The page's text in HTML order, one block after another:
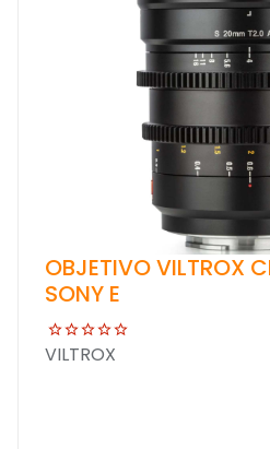
OBJETIVO VILTROX
SONY E
VILTROX